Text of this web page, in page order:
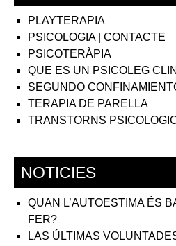
PLAYTERAPIA
PSICOLOGIA | CONTACTE
PSICOTERÀPIA
QUE ES UN PSICOLEG
SEGUNDO
TERAPIA DE PARELLA
TRANSTORNS
NOTICIES
QUAN L’AUTOESTIMA ÉS
FER?
LAS ÚLTIMAS